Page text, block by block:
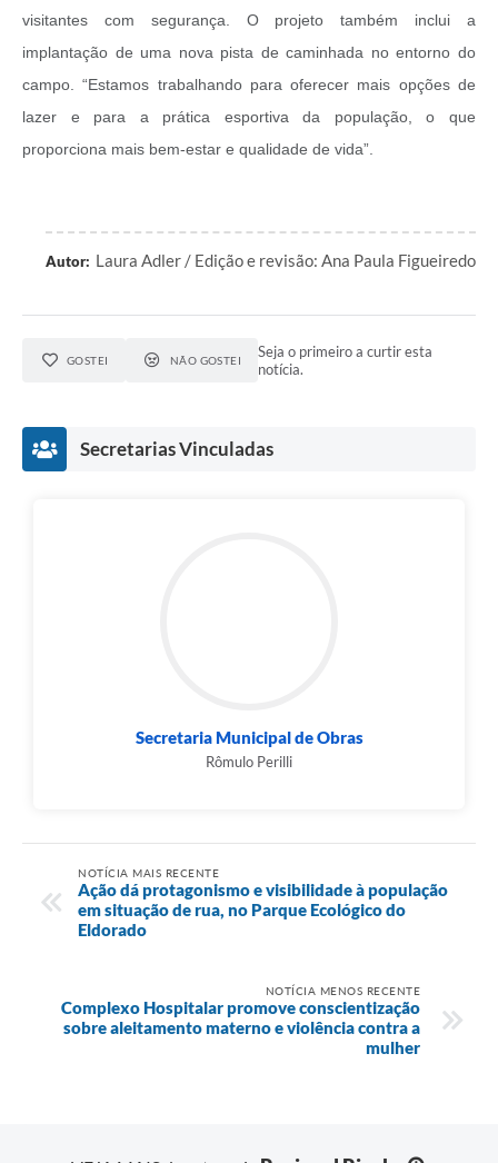
visitantes com segurança. O projeto também inclui a
implantação de uma nova pista de caminhada no entorno do
campo. “Estamos trabalhando para oferecer mais opções de
lazer e para a prática esportiva da população, o que
proporciona mais bem-estar e qualidade de vida”.
Autor: Laura Adler / Edição e revisão: Ana Paula Figueiredo
GOSTEI NÃO GOSTEI
Seja o primeiro a curtir esta
notícia.
Secretarias Vinculadas
Secretaria Municipal de Obras
Rômulo Perilli
NOTÍCIA MAIS RECENTE
Ação dá protagonismo e visibilidade à população
em situação de rua, no Parque Ecológico do
Eldorado
NOTÍCIA MENOS RECENTE
Complexo Hospitalar promove conscientização
sobre aleitamento materno e violência contra a
mulher